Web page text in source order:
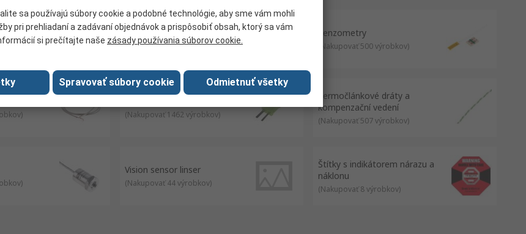
)
Světelné záclony
(Nakupovať 1316 výrobkov)
Tenzometry
Nakupovať 500 výrobkov)
) (Nakupovať 1462 výrobkov)
Termočlánkové dráty a
kompenzační vedení
(Nakupovať 507 výrobkov)
)
Vision sensor linser
(Nakupovať 44 výrobkov)
Štítky s indikátorem nárazu a
náklonu
(Nakupovať 8 výrobkov)
sa používajú súbory cookie a podobné technológie, aby sme vám mohli
pri prehliadaní a zadávaní objednávok a prispôsobiť obsah, ktorý sa vám
si prečítajte naše zásady používania súborov cookie.
Spravovať súbory cookie Odmietnuť všetky